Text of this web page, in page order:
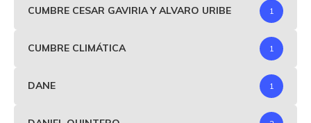
CUMBRE CESAR GAVIRIA Y ALVARO URIBE 1
CUMBRE CLIMÁTICA 1
DANE 1